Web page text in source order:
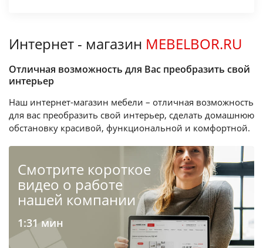
Интернет - магазин MEBELBOR.RU
Отличная возможность для Вас преобразить свой
интерьер
Наш интернет-магазин мебели – отличная возможность
для вас преобразить свой интерьер, сделать домашнюю
обстановку красивой, функциональной и комфортной.
Cмотрите короткое
видео о работе
нашей компании
1:31 мин